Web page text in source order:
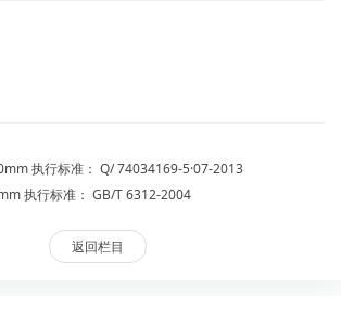
执行标准： Q/ 74034169-5·07-2013
执行标准： GB/T 6312-2004
返回栏目